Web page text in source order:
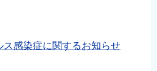
感染症に関するお知らせ